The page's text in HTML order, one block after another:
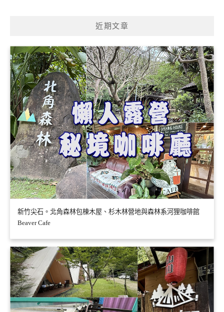
近期文章
新竹尖石。北角森林包棟木屋、杉木林營地與森林系河狸咖啡館
Beaver Cafe